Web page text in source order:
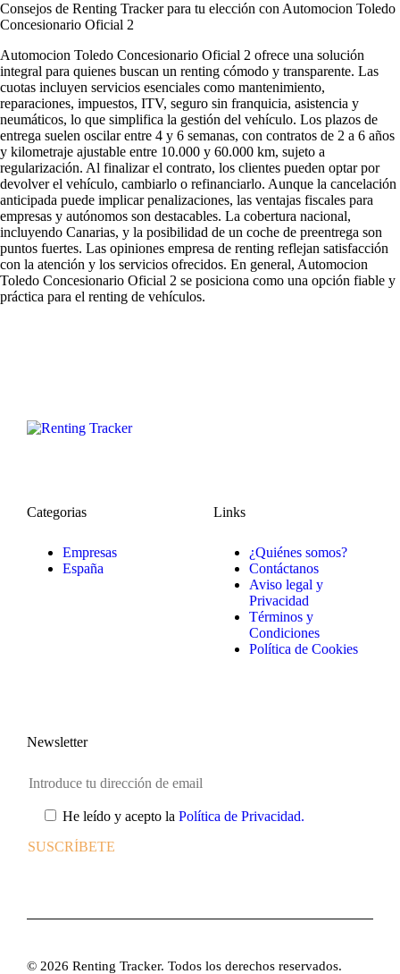
Consejos de Renting Tracker para tu elección con Automocion Toledo
Concesionario Oficial 2
Automocion Toledo Concesionario Oficial 2 ofrece una solución
integral para quienes buscan un renting cómodo y transparente. Las
cuotas incluyen servicios esenciales como mantenimiento,
reparaciones, impuestos, ITV, seguro sin franquicia, asistencia y
neumáticos, lo que simplifica la gestión del vehículo. Los plazos de
entrega suelen oscilar entre 4 y 6 semanas, con contratos de 2 a 6 años
y kilometraje ajustable entre 10.000 y 60.000 km, sujeto a
regularización. Al finalizar el contrato, los clientes pueden optar por
devolver el vehículo, cambiarlo o refinanciarlo. Aunque la cancelación
anticipada puede implicar penalizaciones, las ventajas fiscales para
empresas y autónomos son destacables. La cobertura nacional,
incluyendo Canarias, y la posibilidad de un coche de preentrega son
puntos fuertes. Las opiniones empresa de renting reflejan satisfacción
con la atención y los servicios ofrecidos. En general, Automocion
Toledo Concesionario Oficial 2 se posiciona como una opción fiable y
práctica para el renting de vehículos.
Categorias
Empresas
España
Links
¿Quiénes somos?
Contáctanos
Aviso legal y
Privacidad
Términos y
Condiciones
Política de Cookies
Newsletter
He leído y acepto la Política de Privacidad.
© 2026 Renting Tracker. Todos los derechos reservados.